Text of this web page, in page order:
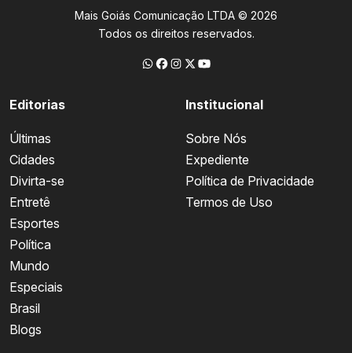
Mais Goiás Comunicação LTDA © 2026
Todos os direitos reservados.
Editorias
Últimas
Cidades
Divirta-se
Entretê
Esportes
Política
Mundo
Especiais
Brasil
Blogs
Institucional
Sobre Nós
Expediente
Política de Privacidade
Termos de Uso